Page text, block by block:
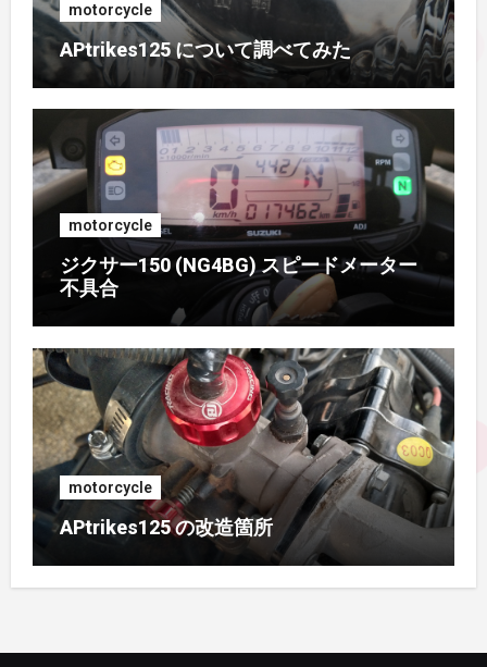
2016年9月 (3)
2016年8月 (2)
2016年7月 (1)
2016年6月 (3)
2016年5月 (4)
2016年4月 (2)
2015年11月 (2)
2015年9月 (3)
2015年8月 (2)
motorcycle
APtrikes125 について調べてみた
motorcycle
ジクサー150 (NG4BG) スピードメーター
不具合
motorcycle
APtrikes125 の改造箇所